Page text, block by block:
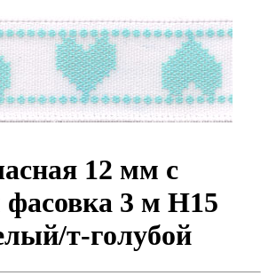
12 мм с
3 м H15
т-голубой